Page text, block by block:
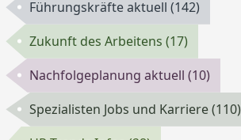
Führungskräfte aktuell(142)
Zukunft des Arbeitens(17)
Nachfolgeplanung aktuell(10)
Spezialisten Jobs und Karriere(110)